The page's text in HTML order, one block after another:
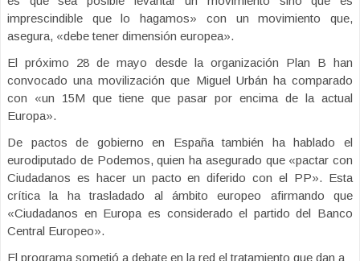
imprescindible que lo hagamos» con un movimiento que,
asegura, «debe tener dimensión europea».
El próximo 28 de mayo desde la organización Plan B han
convocado una movilización que Miguel Urbán ha comparado
con «un 15M que tiene que pasar por encima de la actual
Europa».
De pactos de gobierno en España también ha hablado el
eurodiputado de Podemos, quien ha asegurado que «pactar con
Ciudadanos es hacer un pacto en diferido con el PP». Esta
crítica la ha trasladado al ámbito europeo afirmando que
«Ciudadanos en Europa es considerado el partido del Banco
Central Europeo».
El programa sometió a debate en la red el tratamiento que dan a